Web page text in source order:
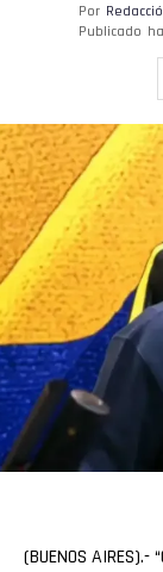
Por
Publicado
(BUENOS